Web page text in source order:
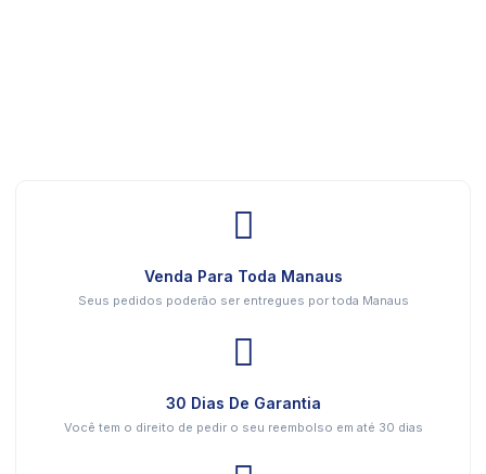
Venda Para Toda Manaus
Seus pedidos poderão ser entregues por toda Manaus
30 Dias De Garantia
Você tem o direito de pedir o seu reembolso em até 30 dias